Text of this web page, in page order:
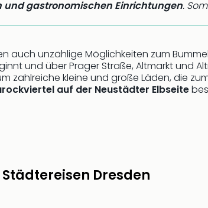
gastronomischen Einrichtungen.
auch unzählige Möglichkeiten zum
und über Prager Straße, Altmarkt und
zahlreiche kleine und große Läden, die
auf der Neustädter Elbseite
Dresden